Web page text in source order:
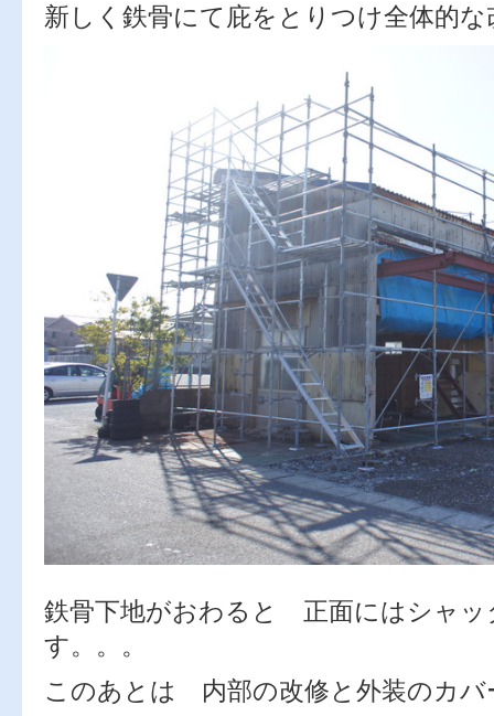
新しく鉄骨にて庇をとりつけ全体的
鉄骨下地がおわると 正面にはシャッ
す。。。
このあとは 内部の改修と外装のカバ